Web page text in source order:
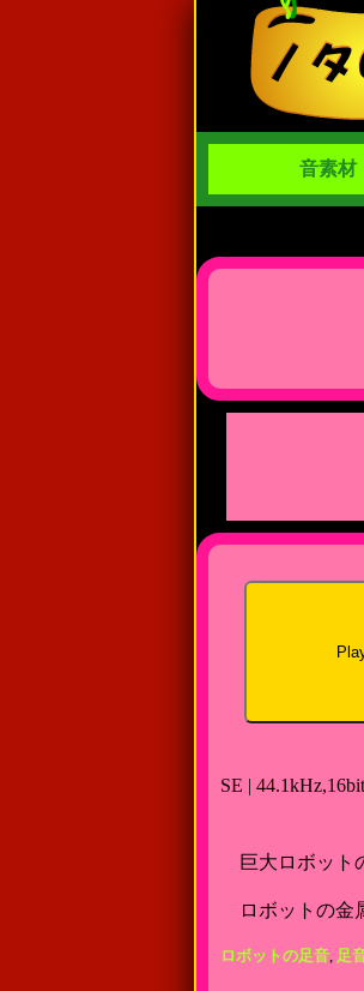
音素材
SE |
巨大ロボット
ロボットの金
ロボットの足音, 足